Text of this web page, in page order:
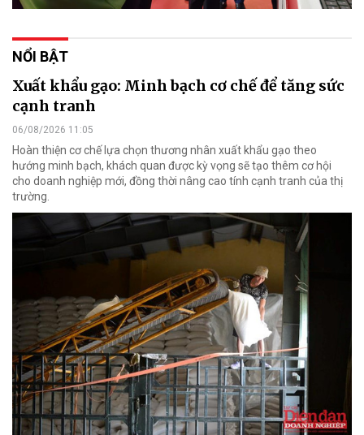
NỔI BẬT
Xuất khẩu gạo: Minh bạch cơ chế để tăng sức
cạnh tranh
06/08/2026 11:05
Hoàn thiện cơ chế lựa chọn thương nhân xuất khẩu gạo theo
hướng minh bạch, khách quan được kỳ vọng sẽ tạo thêm cơ hội
cho doanh nghiệp mới, đồng thời nâng cao tính cạnh tranh của thị
trường.